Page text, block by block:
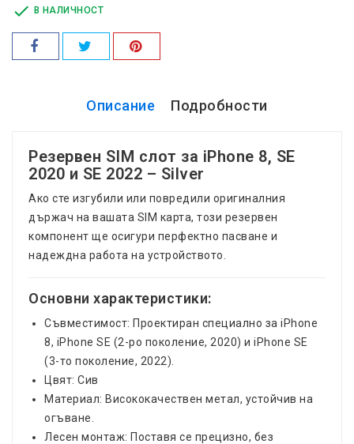
 В НАЛИЧНОСТ
Описание Подробности
Резервен SIM слот за iPhone 8, SE
2020 и SE 2022 – Silver
Ако сте изгубили или повредили оригиналния
държач на вашата SIM карта, този резервен
компонент ще осигури перфектно пасване и
надеждна работа на устройството.
Основни характеристики:
Съвместимост: Проектиран специално за iPhone
8, iPhone SE (2-ро поколение, 2020) и iPhone SE
(3-то поколение, 2022).
Цвят: Сив
Материал: Висококачествен метал, устойчив на
огъване.
Лесен монтаж: Поставя се прецизно, без